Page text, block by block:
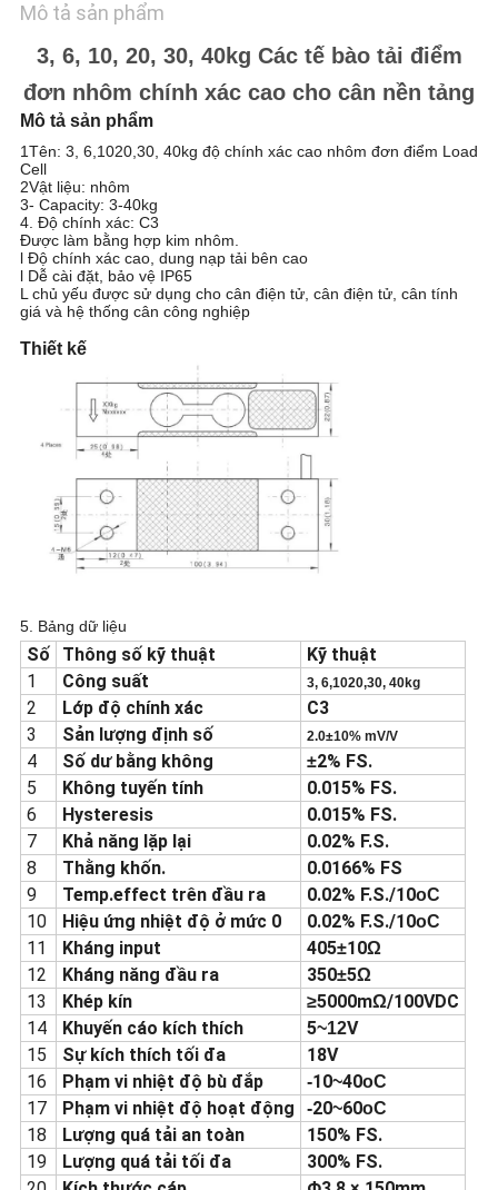
SƠ
ĐỒ
TRANG
WEB
CHÍNH
SÁCH
BẢO
MẬT
Mô tả sản phẩm
3, 6, 10, 20, 30, 40kg Các tế bào tải điểm
đơn nhôm chính xác cao cho cân nền tảng
Mô tả sản phẩm
1Tên: 3, 6,1020,30, 40kg độ chính xác cao nhôm đơn điểm Load
Cell
2Vật liệu: nhôm
3- Capacity: 3-40kg
4. Độ chính xác: C3
Được làm bằng hợp kim nhôm.
l Độ chính xác cao, dung nạp tải bên cao
l Dễ cài đặt, bảo vệ IP65
L chủ yếu được sử dụng cho cân điện tử, cân điện tử, cân tính
giá và hệ thống cân công nghiệp
Thiết kế
5. Bảng dữ liệu
Số Thông số kỹ thuật
Kỹ thuật
1
Công suất 3, 6,1020,30, 40kg
2 Lớp độ chính xác
C3
3
Sản lượng định số 2.0±10% mV/V
4 Số dư bằng không ±2% FS.
5
Không tuyến tính
0.015% FS.
6
Hysteresis
0.015% FS.
7
Khả năng lặp lại
0.02% F.S.
8
Thằng khốn.
0.0166% FS
9
Temp.effect trên đầu ra 0.02% F.S./10oC
10 Hiệu ứng nhiệt độ ở mức 0 0.02% F.S./10oC
11 Kháng input 405±10Ω
12 Kháng năng đầu ra 350±5Ω
13 Khép kín ≥5000mΩ/100VDC
14
Khuyến cáo kích thích 5~12V
15
Sự kích thích tối đa
18V
16
Phạm vi nhiệt độ bù đắp -10~40oC
17 Phạm vi nhiệt độ hoạt động -20~60oC
18 Lượng quá tải an toàn
150% FS.
19
Lượng quá tải tối đa
300% FS.